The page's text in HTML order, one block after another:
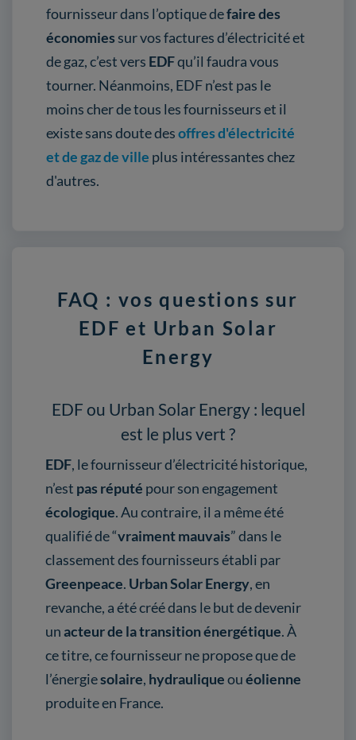
fournisseur dans l’optique defaire des
économies sur vos factures d’électricité et
de gaz, c’est vers EDFqu’il faudra vous
tourner. Néanmoins, EDF n’est pas le
moins cher de tous les fournisseurs et il
existe sans doute desoffres d'électricité
et de gaz de ville plus intéressantes chez
d'autres.
FAQ : vos questions sur
EDF et Urban Solar
Energy
EDF ou Urban Solar Energy : lequel
est le plus vert ?
EDF, le fournisseur d’électricité historique,
n’est pas réputé pour son engagement
écologique. Au contraire, il a même été
qualifié de “vraiment mauvais” dans le
classement des fournisseurs établi par
Greenpeace. Urban Solar Energy, en
revanche, a été créé dans le but de devenir
unacteur de la transition énergétique. À
ce titre, ce fournisseur ne propose que de
l’énergiesolaire, hydrauliqueouéolienne
produite en France.